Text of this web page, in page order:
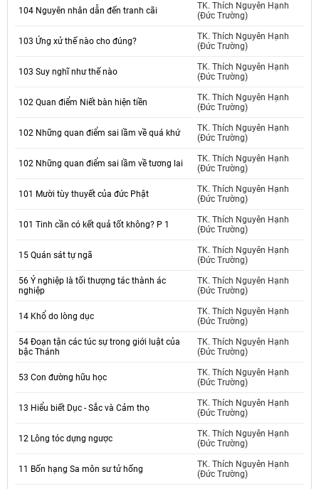
104 Nguyên nhân dẫn đến tranh cãi
TK. Thích Nguyên Hạnh
(Đức Trường)
103 Ứng xử thế nào cho đúng?
TK. Thích Nguyên Hạnh
(Đức Trường)
103 Suy nghĩ như thế nào
TK. Thích Nguyên Hạnh
(Đức Trường)
102 Quan điểm Niết bàn hiện tiền
TK. Thích Nguyên Hạnh
(Đức Trường)
102 Những quan điểm sai lầm về quá khứ
TK. Thích Nguyên Hạnh
(Đức Trường)
102 Những quan điểm sai lầm về tương lai
TK. Thích Nguyên Hạnh
(Đức Trường)
101 Mười tùy thuyết của đức Phật
TK. Thích Nguyên Hạnh
(Đức Trường)
101 Tinh cần có kết quả tốt không? P 1
TK. Thích Nguyên Hạnh
(Đức Trường)
15 Quán sát tự ngã
TK. Thích Nguyên Hạnh
(Đức Trường)
56 Ý nghiệp là tối thượng tác thành ác
nghiệp
TK. Thích Nguyên Hạnh
(Đức Trường)
14 Khổ do lòng dục
TK. Thích Nguyên Hạnh
(Đức Trường)
54 Đoạn tận các túc sự trong giới luật của
bậc Thánh
TK. Thích Nguyên Hạnh
(Đức Trường)
53 Con đường hữu học
TK. Thích Nguyên Hạnh
(Đức Trường)
13 Hiểu biết Dục - Sắc và Cảm thọ
TK. Thích Nguyên Hạnh
(Đức Trường)
12 Lông tóc dựng ngược
TK. Thích Nguyên Hạnh
(Đức Trường)
11 Bốn hạng Sa môn sư tử hống
TK. Thích Nguyên Hạnh
(Đức Trường)